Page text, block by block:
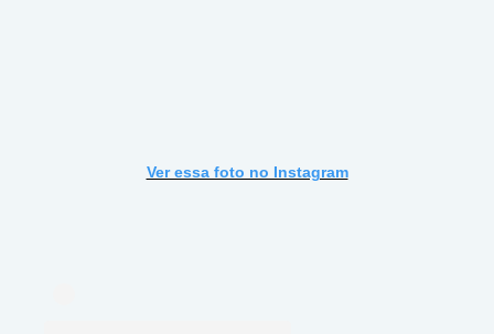
Ver essa foto no Instagram